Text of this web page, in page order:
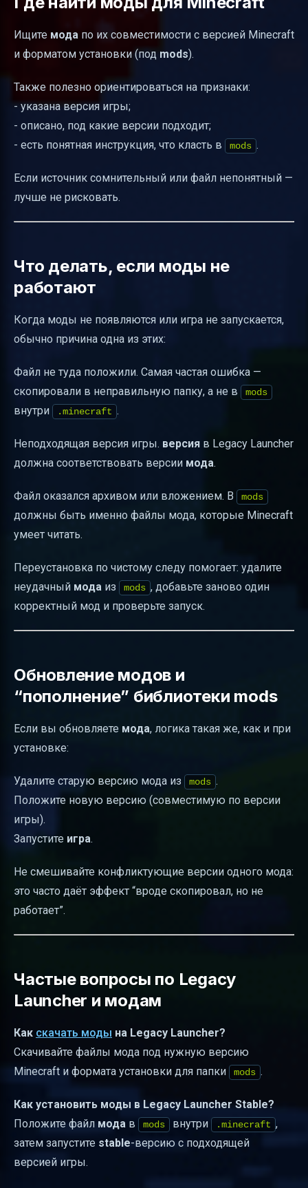
Ищите мода по их совместимости с версией Minecraft
и форматом установки (под mods).
Также полезно ориентироваться на признаки:
- указана версия игры;
- описано, под какие версии подходит;
- есть понятная инструкция, что класть в
mods .
Если источник сомнительный или файл непонятный —
лучше не рисковать.
Что делать, если моды не
работают
Когда моды не появляются или игра не запускается,
обычно причина одна из этих:
Файл не туда положили. Самая частая ошибка —
скопировали в неправильную папку, а не в
mods
внутри .minecraft .
Неподходящая версия игры. версия в Legacy Launcher
должна соответствовать версии мода.
Файл оказался архивом или вложением. В mods
должны быть именно файлы мода, которые Minecraft
умеет читать.
Переустановка по чистому следу помогает: удалите
неудачный мода из mods , добавьте заново один
корректный мод и проверьте запуск.
Обновление модов и
“пополнение” библиотеки mods
Если вы обновляете мода, логика такая же, как и при
установке:
Удалите старую версию мода из mods .
Положите новую версию (совместимую по версии
игры).
Запустите игра.
Не смешивайте конфликтующие версии одного мода:
это часто даёт эффект “вроде скопировал, но не
работает”.
Частые вопросы по Legacy
Launcher и модам
Как скачать моды на Legacy Launcher?
Скачивайте файлы мода под нужную версию
Minecraft и формата установки для папки
mods .
Как установить моды в Legacy Launcher Stable?
Положите файл мода в mods внутри .minecraft ,
затем запустите stable-версию с подходящей
версией игры.